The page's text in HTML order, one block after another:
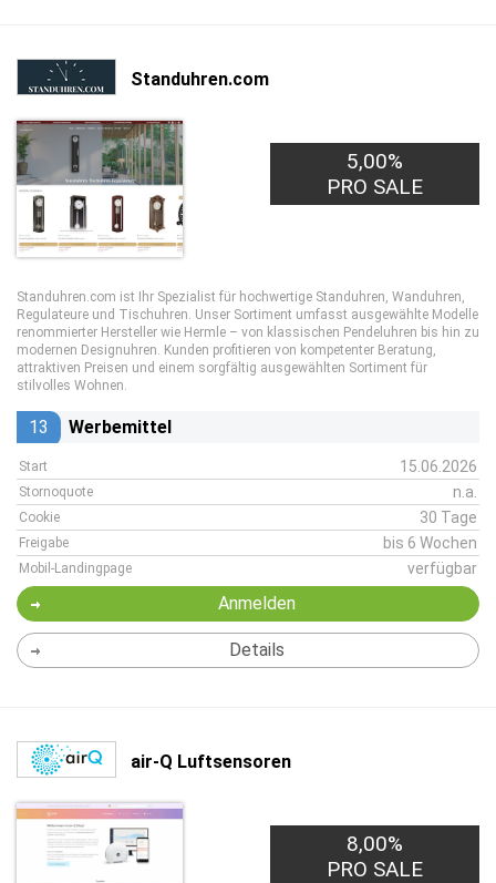
Standuhren.com
5,00%
PRO SALE
Standuhren.com ist Ihr Spezialist für hochwertige Standuhren, Wanduhren,
Regulateure und Tischuhren. Unser Sortiment umfasst ausgewählte Modelle
renommierter Hersteller wie Hermle – von klassischen Pendeluhren bis hin zu
modernen Designuhren. Kunden profitieren von kompetenter Beratung,
attraktiven Preisen und einem sorgfältig ausgewählten Sortiment für
stilvolles Wohnen.
13 Werbemittel
Start 15.06.2026
Stornoquote n.a.
Cookie 30 Tage
Freigabe bis 6 Wochen
Mobil-Landingpage verfügbar
Anmelden
Details
air-Q Luftsensoren
8,00%
PRO SALE